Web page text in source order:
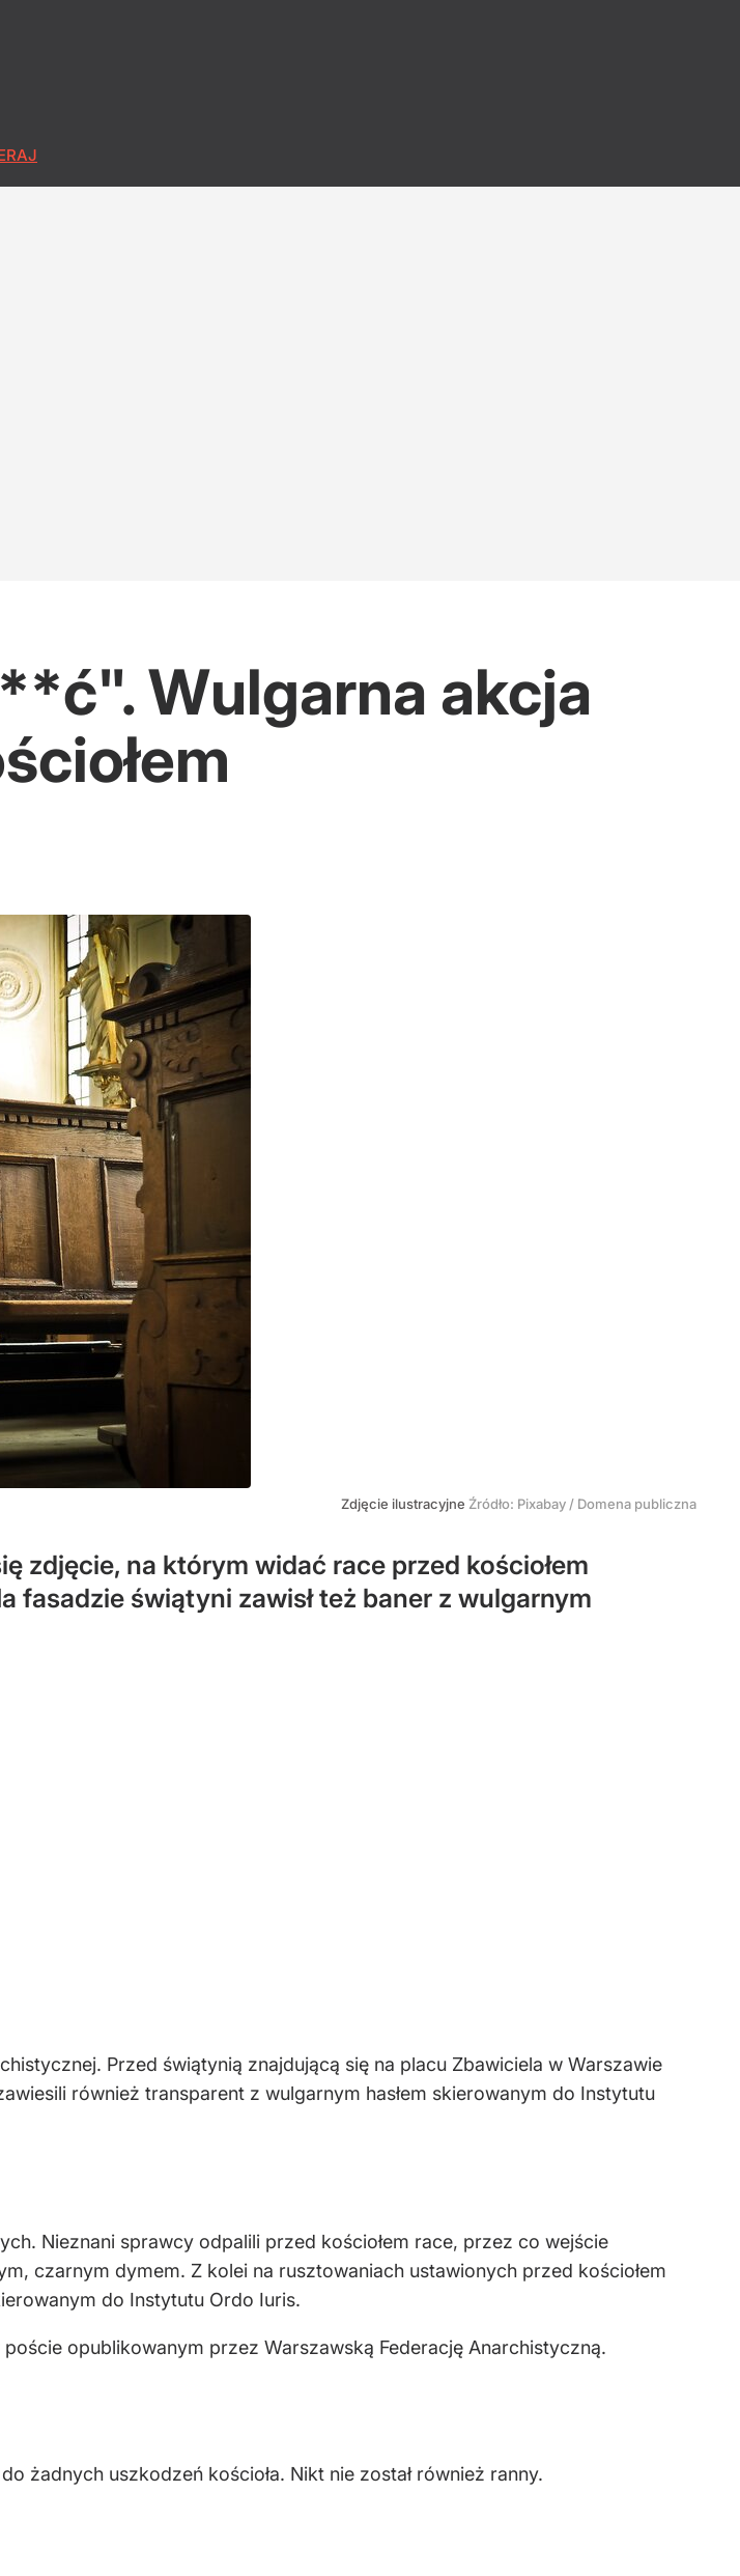
Wulgarna akcja
Zdjęcie ilustracyjne Źródło: Pixabay / Domena publiczna
zdjęcie, na którym widać race przed kościołem
fasadzie świątyni zawisł też baner z wulgarnym
Przed świątynią znajdującą się na placu Zbawiciela w Warszawie
również transparent z wulgarnym hasłem skierowanym do Instytutu
Nieznani sprawcy odpalili przed kościołem race, przez co wejście
czarnym dymem. Z kolei na rusztowaniach ustawionych przed kościołem
do Instytutu Ordo Iuris.
opublikowanym przez Warszawską Federację Anarchistyczną.
żadnych uszkodzeń kościoła. Nikt nie został również ranny.